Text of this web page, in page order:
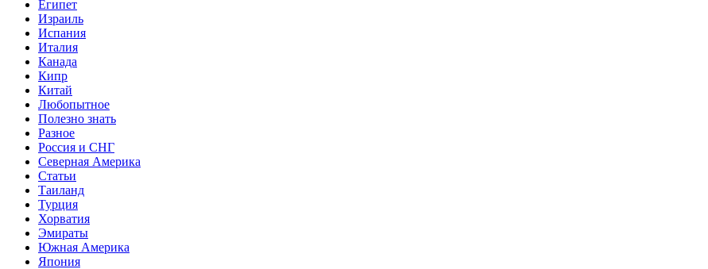
Египет
Израиль
Испания
Италия
Канада
Кипр
Китай
Любопытное
Полезно знать
Разное
Россия и СНГ
Северная Америка
Статьи
Таиланд
Турция
Хорватия
Эмираты
Южная Америка
Япония